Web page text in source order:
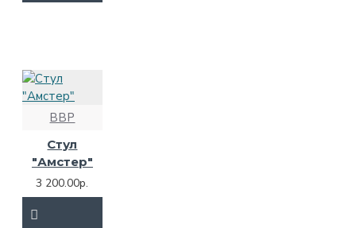
ВВР
Стул
"Амстер"
3 200.00р.